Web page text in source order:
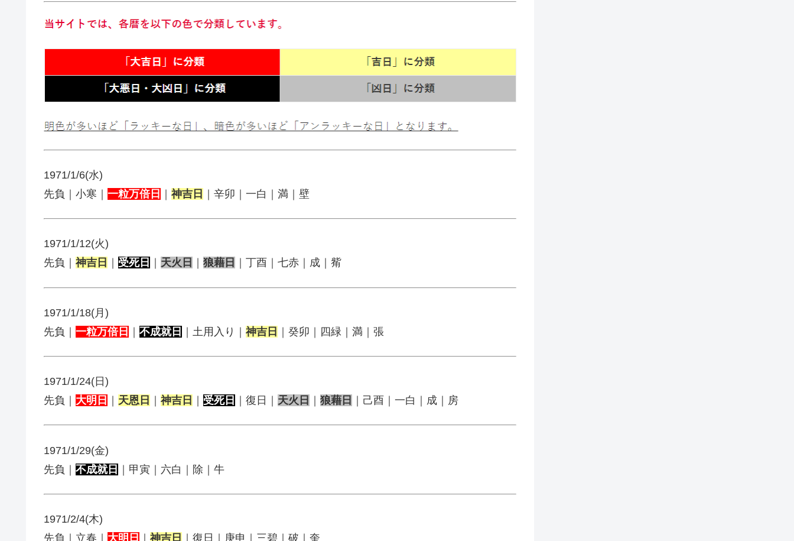
1971/1/6(水)
先負｜小寒｜ 一粒万倍日 神吉日 ｜辛卯｜一白｜満｜壁
1971/1/12(火)
先負｜ 神吉日 受死日 天火日 狼藉日 ｜丁酉｜七赤｜成｜觜
1971/1/18(月)
先負｜ 一粒万倍日 ｜ 不成就日 ｜土用入り｜ 神吉日 ｜癸卯｜四緑｜満｜張
1971/1/24(日)
先負｜ 大明日 天恩日 神吉日 受死日 ｜復日｜ 天火日 狼藉日 ｜己酉｜一白｜成｜房
1971/1/29(金)
先負｜ 不成就日 ｜甲寅｜六白｜除｜牛
1971/2/4(木)
先負｜立春｜ 大明日 ｜ 神吉日 ｜復日｜庚申｜三碧｜破｜奎